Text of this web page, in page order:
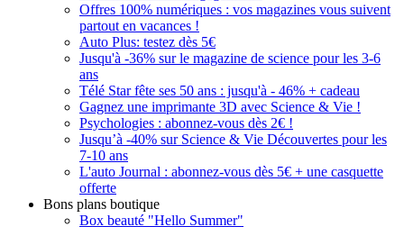
Offres 100% numériques : vos magazines vous suivent
partout en vacances !
Auto Plus: testez dès 5€
Jusqu'à -36% sur le magazine de science pour les 3-6
ans
Télé Star fête ses 50 ans : jusqu'à - 46% + cadeau
Gagnez une imprimante 3D avec Science & Vie !
Psychologies : abonnez-vous dès 2€ !
Jusqu’à -40% sur Science & Vie Découvertes pour les
7-10 ans
L'auto Journal : abonnez-vous dès 5€ + une casquette
offerte
Bons plans boutique
Box beauté "Hello Summer"